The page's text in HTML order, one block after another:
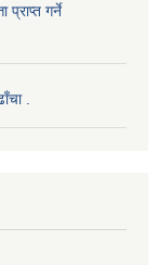
गर्ने
.